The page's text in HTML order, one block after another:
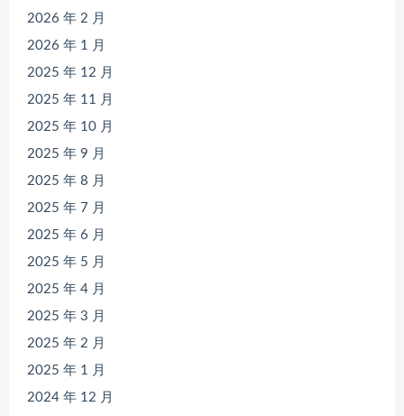
2026 年 2 月
2026 年 1 月
2025 年 12 月
2025 年 11 月
2025 年 10 月
2025 年 9 月
2025 年 8 月
2025 年 7 月
2025 年 6 月
2025 年 5 月
2025 年 4 月
2025 年 3 月
2025 年 2 月
2025 年 1 月
2024 年 12 月